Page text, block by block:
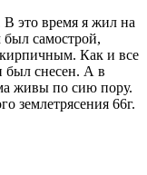
это время я жил на
был самострой,
Как и все
был снесен. А в
живы по сию пору.
землетрясения 66г.